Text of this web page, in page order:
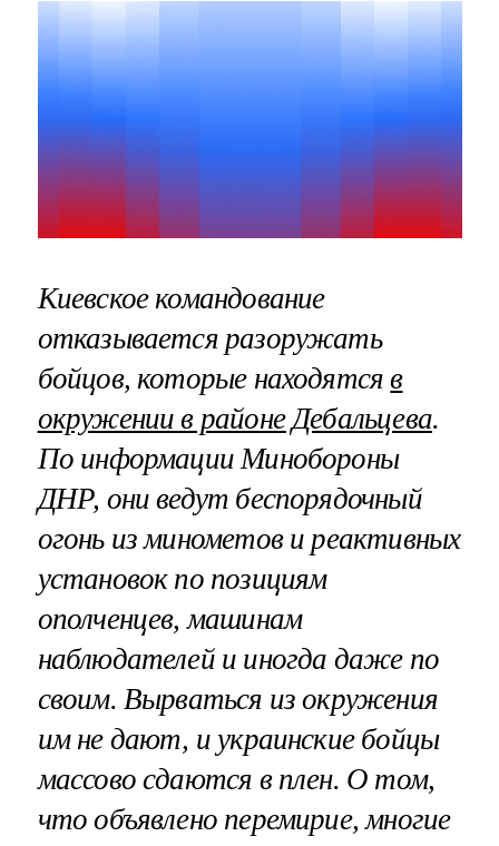
Киевское командование
отказывается разоружать
бойцов, которые находятсяв
окружении в районе Дебальцева.
По информации Минобороны
ДНР, они ведут беспорядочный
огонь из минометов и реактивных
установок по позициям
ополченцев, машинам
наблюдателей и иногда даже по
своим. Вырваться из окружения
им не дают, и украинские бойцы
массово сдаются в плен. О том,
что объявлено перемирие, многие